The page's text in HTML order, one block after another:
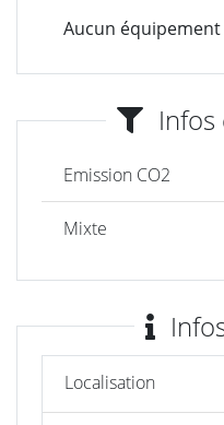
Aucun équipement
Emission CO2
Mixte
Localisation